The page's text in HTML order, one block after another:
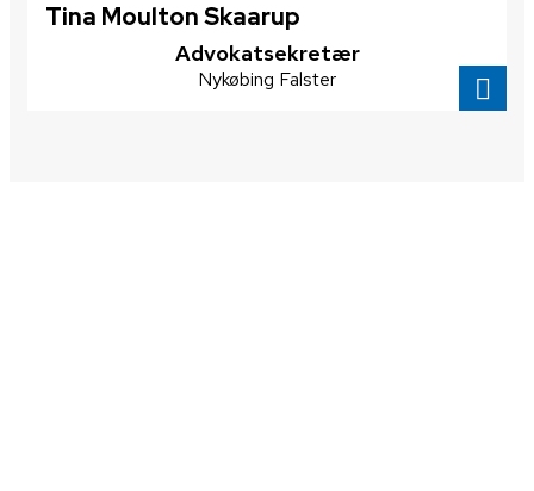
Tina Moulton Skaarup
Advokatsekretær
Nykøbing Falster